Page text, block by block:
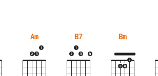
Am B7 Bm